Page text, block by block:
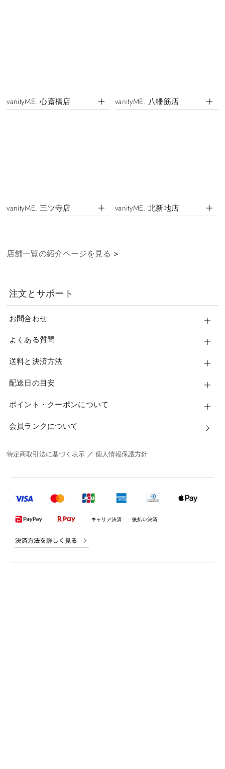
vanityME. 心斎橋店 vanityME. 八幡筋店
vanityME. 三ツ寺店 vanityME. 北新地店
店舗一覧の紹介ページを見る >
注文とサポート
お問合わせ
よくある質問
送料と決済方法
配送日の目安
ポイント・クーポンについて
会員ランクについて
特定商取引法に基づく表示 ／個人情報保護方針